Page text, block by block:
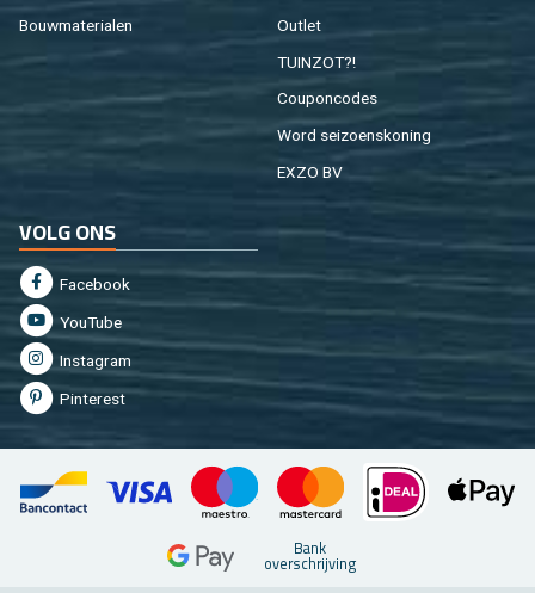
Bouw­ma­te­ri­a­len
Out­let
TUIN­ZOT?!
Cou­pon­co­des
Word sei­zoens­ko­ning
EXZO BV
VOLG ONS
Fa­cebook
You­Tu­be
In­st­agram
Pin­te­rest
Bank
over­schrij­ving